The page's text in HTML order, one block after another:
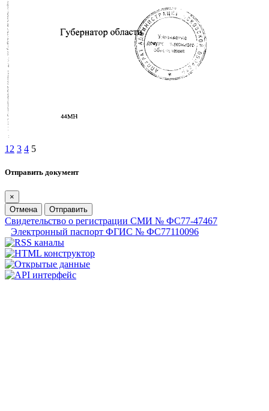
1 2 3 4 5
Отправить документ
×
Отмена
Отправить
Свидетельство о регистрации СМИ № ФС77-47467
Электронный паспорт ФГИС № ФС77110096